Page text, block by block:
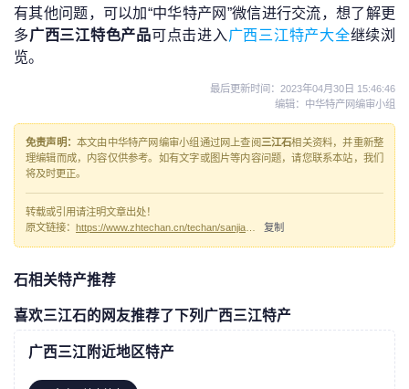
有其他问题，可以加“中华特产网”微信进行交流，想了解更
多广西三江特色产品可点击进入 广西三江特产大全继续浏
览。
最后更新时间： 2023年04月30日 15:46:46
编辑：中华特产网编审小组
免责声明：本文由中华特产网编审小组通过网上查阅三江石相关资料，并重新整
理编辑而成，内容仅供参考。如有文字或图片等内容问题，请您联系本站，我们
将及时更正。
转载或引用请注明文章出处！
原文链接：
复制
石相关特产推荐
喜欢三江石的网友推荐了下列广西三江特产
广西三江附近地区特产